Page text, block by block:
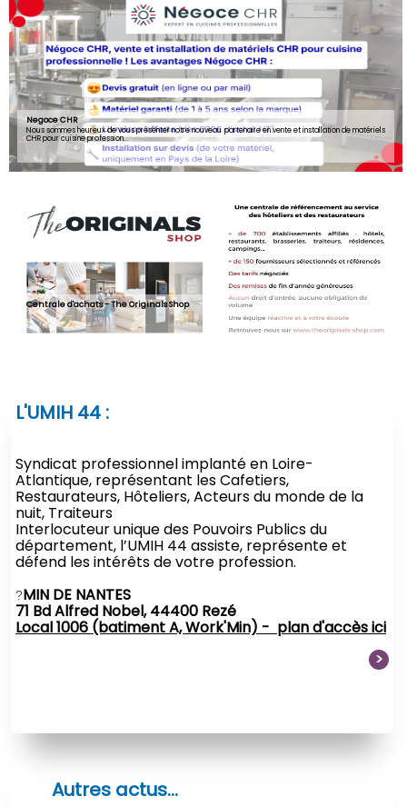
Negoce CHR
Nous sommes heureux de vous présenter notre nouveau partenaire en vente et installation de matériels
CHR pour cuisine profession...
Centrale d'achats - The Originals Shop
L'UMIH 44 :
Syndicat professionnel implanté en Loire-
Atlantique, représentant les Cafetiers,
Restaurateurs, Hôteliers, Acteurs du monde de la
nuit, Traiteurs
Interlocuteur unique des Pouvoirs Publics du
département, l’UMIH 44 assiste, représente et
défend les intérêts de votre profession.
?MIN DE NANTES
71 Bd Alfred Nobel, 44400 Rezé
Local 1006 (batiment A, Work'Min) - plan d'accès ici
>
Autres actus...